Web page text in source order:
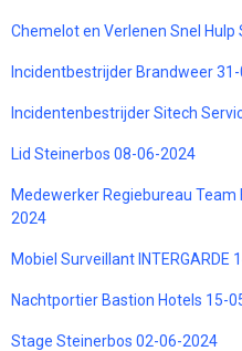
Chemelot en Verlenen Snel
Incidentbestrijder Brandweer
Incidentenbestrijder Sitech
Lid Steinerbos 08-06-2024
Medewerker Regiebureau
2024
Mobiel Surveillant INTERGARDE
Nachtportier Bastion Hotels 15-
Stage Steinerbos 02-06-2024